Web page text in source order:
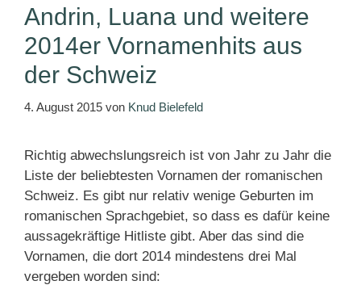
Andrin, Luana und weitere
2014er Vornamenhits aus
der Schweiz
4. August 2015 von Knud Bielefeld
Richtig abwechslungsreich ist von Jahr zu Jahr die
Liste der beliebtesten Vornamen der romanischen
Schweiz. Es gibt nur relativ wenige Geburten im
romanischen Sprachgebiet, so dass es dafür keine
aussagekräftige Hitliste gibt. Aber das sind die
Vornamen, die dort 2014 mindestens drei Mal
vergeben worden sind: